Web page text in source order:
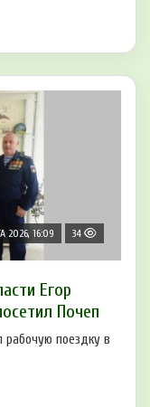
2026, 16:09 34
Егор
Почеп
рабочую поездку в